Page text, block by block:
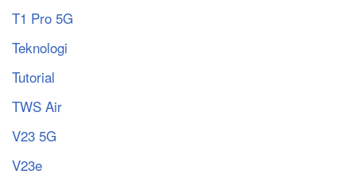
T1 Pro 5G
Teknologi
Tutorial
TWS Air
V23 5G
V23e